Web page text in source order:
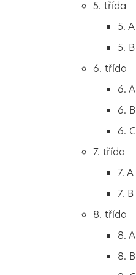
2. B
3. A
4. A
5. A
5. třída
5. A
5. B
6. třída
6. A
6. B
6. C
7. třída
7. A
7. B
8. třída
8. A
8. B